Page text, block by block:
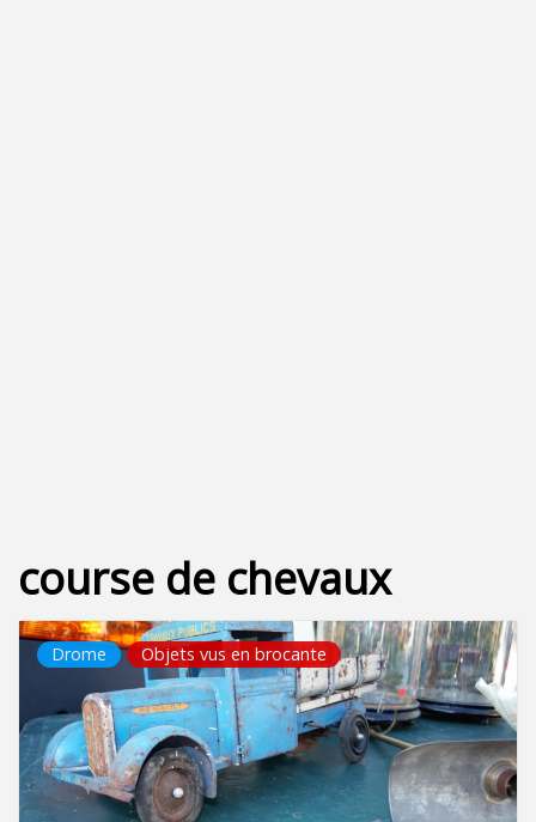
course de chevaux
Drome Objets vus en brocante